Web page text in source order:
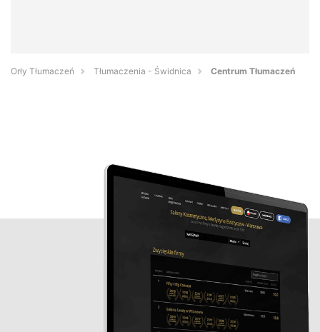
Orły Tłumaczeń Tłumaczenia - Świdnica Centrum Tłumaczeń